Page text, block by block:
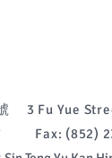
3 Fu Yue
Fax: